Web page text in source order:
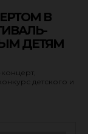
В
ДЕТЯМ
детского и